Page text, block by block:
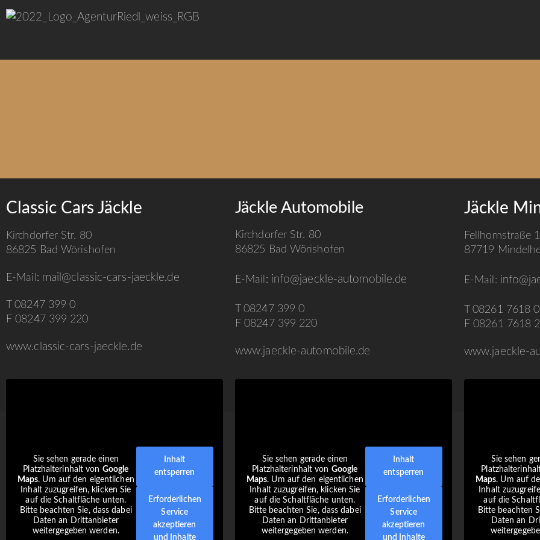
Classic Cars Jäckle
Kirchdorfer Str. 80
86825 Bad Wörishofen
E-Mail: mail@classic-cars-jaeckle.de
T 08247 399 0
F 08247 399 220
www.classic-cars-jaeckle.de
Jäckle Automobile
Kirchdorfer Str. 80
86825 Bad Wörishofen
E-Mail: info@jaeckle-automobile.de
T 08247 399 0
F 08247 399 220
www.jaeckle-automobile.de
Jäckle
Fellhornstraße 1
87719
E-Mail:
T 08261 7618 0
F 08261 7618
www.jaeckle-
Sie sehen gerade einen
Platzhalterinhalt von Google
Maps. Um auf den eigentlichen
Inhalt zuzugreifen, klicken Sie
auf die Schaltfläche unten.
Bitte beachten Sie, dass dabei
Daten an Drittanbieter
weitergegeben werden.
Inhalt
entsperren
Erforderlichen
Service
akzeptieren
und Inhalte
Sie sehen gerade einen
Platzhalterinhalt von Google
Maps. Um auf den eigentlichen
Inhalt zuzugreifen, klicken Sie
auf die Schaltfläche unten.
Bitte beachten Sie, dass dabei
Daten an Drittanbieter
weitergegeben werden.
Inhalt
entsperren
Erforderlichen
Service
akzeptieren
und Inhalte
Sie sehen
Maps. Um auf
Inhalt
auf die
Bitte beachten
Daten an